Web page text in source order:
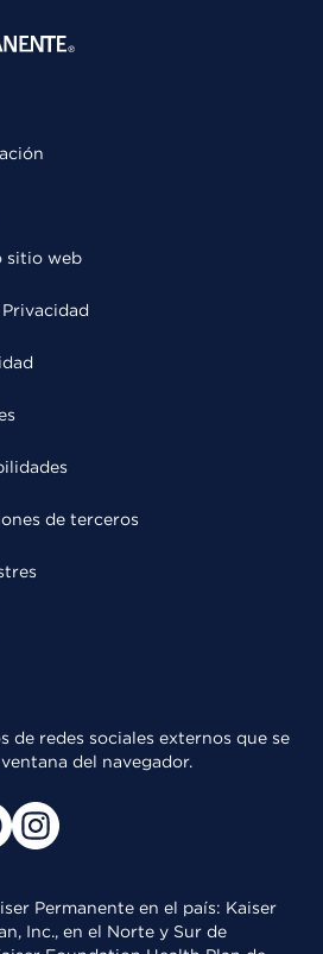
sitio web
de terceros
de redes sociales externos que se
del navegador.
Permanente en el país: Kaiser
Inc., en el Norte y Sur de